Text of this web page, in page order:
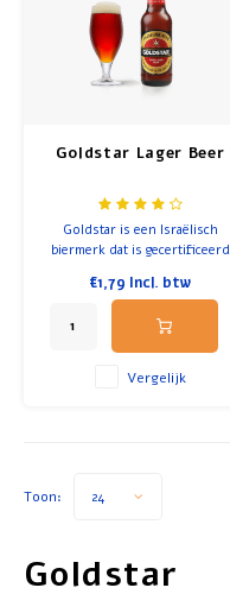
Ontbijt en Lunch
Bakken en Koken
Goldstar Lager Beer
Goldstar is een Israëlisch
biermerk dat is gecertificeerd
Het bier wordt gebrouwd in
Industries.
€1,79 Incl. btw
Vergelijk
Toon: 24
Goldstar